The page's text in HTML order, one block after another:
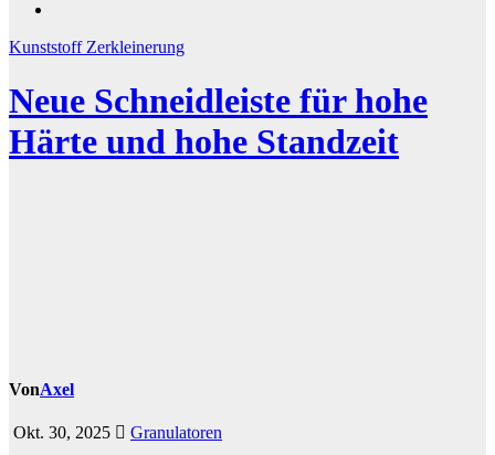
Kunststoff Zerkleinerung
Neue Schneidleiste für hohe
Härte und hohe Standzeit
VonAxel
Okt. 30, 2025 Granulatoren